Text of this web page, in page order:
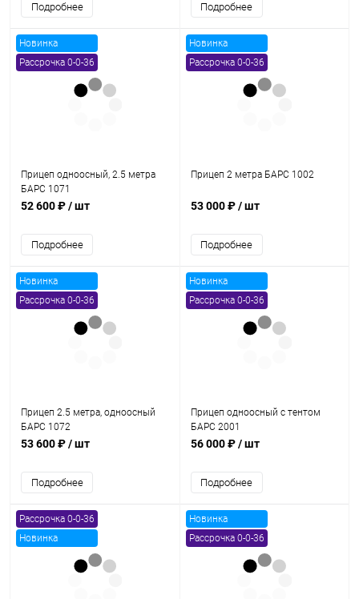
Подробнее Подробнее
Новинка
Рассрочка 0-0-36
Прицеп одноосный, 2.5 метра
БАРС 1071
52 600 ₽/ шт
Подробнее
Новинка
Рассрочка 0-0-36
Прицеп 2 метра БАРС 1002
53 000 ₽/ шт
Подробнее
Новинка
Рассрочка 0-0-36
Прицеп 2.5 метра, одноосный
БАРС 1072
53 600 ₽/ шт
Подробнее
Новинка
Рассрочка 0-0-36
Прицеп одноосный с тентом
БАРС 2001
56 000 ₽/ шт
Подробнее
Рассрочка 0-0-36
Новинка
Новинка
Рассрочка 0-0-36